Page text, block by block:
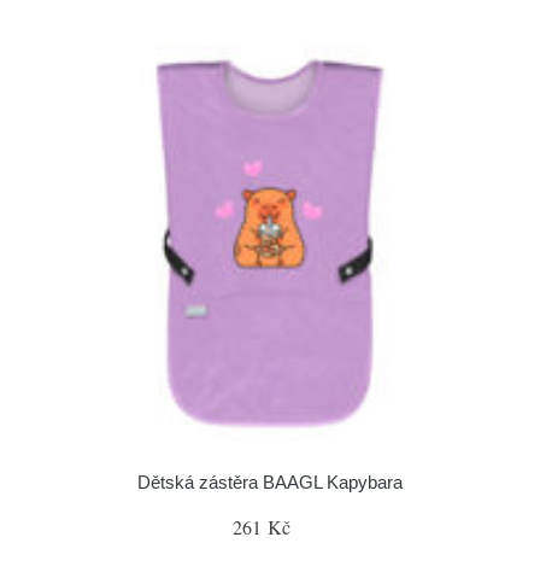
Dětská zástěra BAAGL Kapybara
261 Kč